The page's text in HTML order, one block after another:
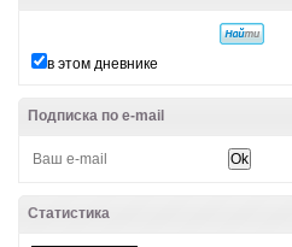
в этом дневнике
Подписка по e-mail
Статистика